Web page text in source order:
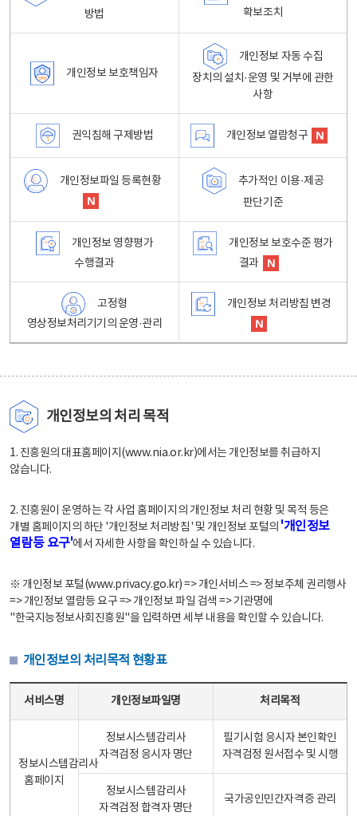
방법
확보조치
개인정보 보호책임자
개인정보 자동 수집
장치의 설치·운영 및 거부에 관한
사항
권익침해 구제방법 개인정보 열람청구
개인정보파일 등록현황
추가적인 이용·제공
판단기준
개인정보 영향평가
수행결과
개인정보 보호수준 평가
결과
고정형
영상정보처리기기의 운영·관리
개인정보 처리방침 변경
개인정보의 처리 목적
1. 진흥원의 대표홈페이지(www.nia.or.kr)에서는 개인정보를 취급하지
않습니다.
2. 진흥원이 운영하는 각 사업 홈페이지의 개인정보 처리 현황 및 목적 등은
개별 홈페이지의 하단 '개인정보 처리방침' 및 개인정보 포털의 '개인정보
열람등 요구'에서 자세한 사항을 확인하실 수 있습니다.
※ 개인정보 포털(www.privacy.go.kr) => 개인서비스 => 정보주체 권리행사
=> 개인정보 열람등 요구 => 개인정보 파일 검색 => 기관명에
"한국지능정보사회진흥원"을 입력하면 세부 내용을 확인할 수 있습니다.
개인정보의 처리목적 현황표
서비스명 개인정보파일명 처리목적
정보시스템감리사
홈페이지
정보시스템감리사
자격검정 응시자 명단
필기시험 응시자 본인확인
자격검정 원서접수 및 시행
정보시스템감리사
자격검정 합격자 명단
국가공인민간자격증 관리